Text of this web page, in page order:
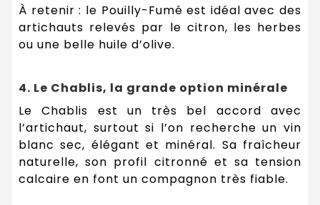
À retenir : le Pouilly-Fumé est idéal avec des
artichauts relevés par le citron, les herbes
ou une belle huile d’olive.
4. Le Chablis, la grande option minérale
Le Chablis est un très bel accord avec
l’artichaut, surtout si l’on recherche un vin
blanc sec, élégant et minéral. Sa fraîcheur
naturelle, son profil citronné et sa tension
calcaire en font un compagnon très fiable.